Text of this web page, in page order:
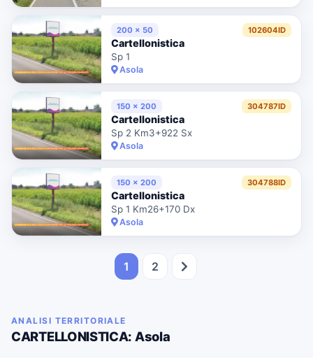
200 x 50 102604ID
Cartellonistica
Sp 1
Asola
150 x 200 304787ID
Cartellonistica
Sp 2 Km3+922 Sx
Asola
150 x 200 304788ID
Cartellonistica
Sp 1 Km26+170 Dx
Asola
1 2
ANALISI TERRITORIALE
CARTELLONISTICA: Asola